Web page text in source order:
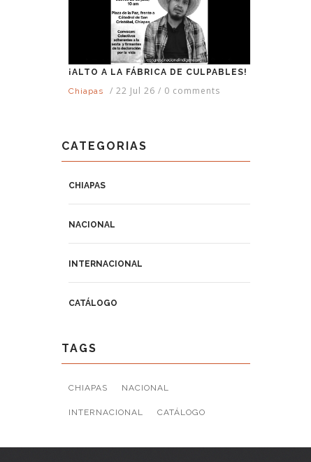
¡ALTO A LA FÁBRICA DE CULPABLES!
Chiapas
/ 22 Jul 26 / 0 comments
CATEGORIAS
CHIAPAS
NACIONAL
INTERNACIONAL
CATÁLOGO
TAGS
CHIAPAS NACIONAL
INTERNACIONAL CATÁLOGO